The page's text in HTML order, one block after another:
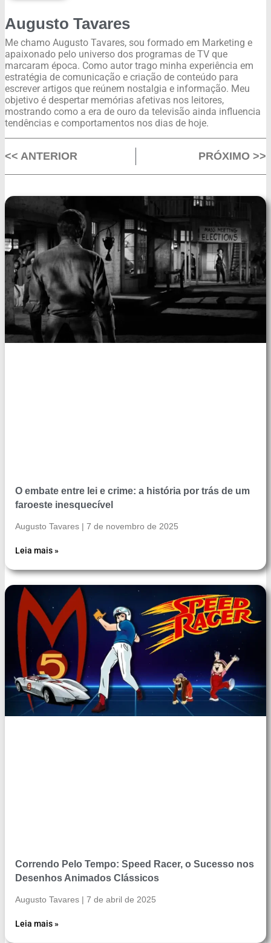
Augusto Tavares
Me chamo Augusto Tavares, sou formado em Marketing e
apaixonado pelo universo dos programas de TV que
marcaram época. Como autor trago minha experiência em
estratégia de comunicação e criação de conteúdo para
escrever artigos que reúnem nostalgia e informação. Meu
objetivo é despertar memórias afetivas nos leitores,
mostrando como a era de ouro da televisão ainda influencia
tendências e comportamentos nos dias de hoje.
<< ANTERIOR PRÓXIMO >>
O embate entre lei e crime: a história por trás de um
faroeste inesquecível
Augusto Tavares 7 de novembro de 2025
Leia mais »
Correndo Pelo Tempo: Speed Racer, o Sucesso nos
Desenhos Animados Clássicos
Augusto Tavares 7 de abril de 2025
Leia mais »